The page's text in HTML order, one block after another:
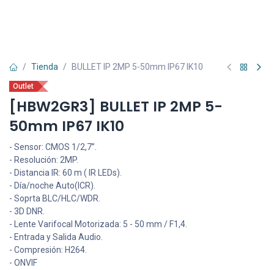
Tienda BULLET IP 2MP 5-50mm IP67 IK10
Outlet
[HBW2GR3] BULLET IP 2MP 5-
50mm IP67 IK10
- Sensor: CMOS 1/2,7”.
- Resolución: 2MP.
- Distancia IR: 60 m ( IR LEDs).
- Día/noche Auto(ICR).
- Soprta BLC/HLC/WDR.
- 3D DNR.
- Lente Varifocal Motorizada: 5 - 50 mm / F1,4.
- Entrada y Salida Audio.
- Compresión: H264.
- ONVIF